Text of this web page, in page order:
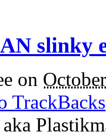
slinky
on
TrackBacks